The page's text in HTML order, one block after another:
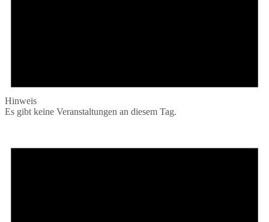
Hinweis
Es gibt keine Veranstaltungen an diesem Tag.